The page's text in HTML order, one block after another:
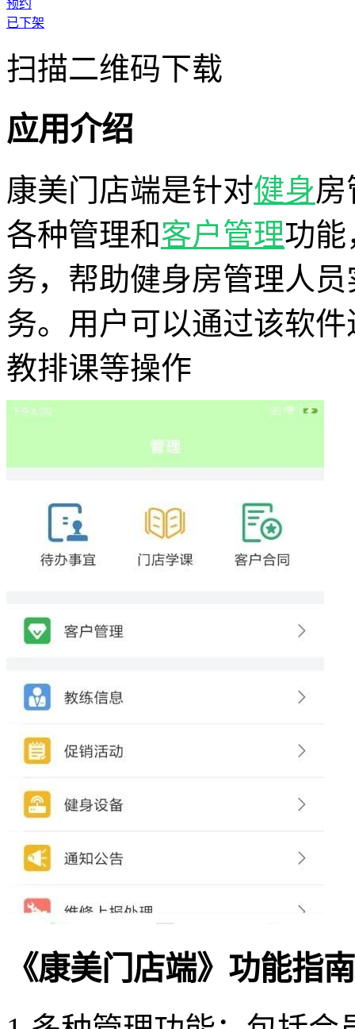
预约
已下架
扫描二维码下载
应用介绍
康美门店端是针对健身房
各种管理和客户管理功能
务，帮助健身房管理人
务。用户可以通过该软
教排课等操作
《康美门店端》功能指